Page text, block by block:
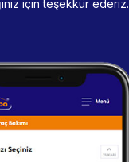
için teşekkür ederiz.